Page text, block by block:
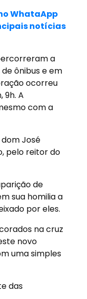
WhataApp
notícias
a
ônibus e em
ocorreu
9h. A
com a
José
pelo reitor do
de
sua homilia a
por eles.
na cruz
novo
uma simples
das